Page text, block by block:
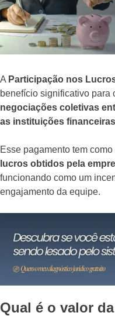
A Participação nos
benefício significativo para
negociações coletivas
as instituições
Esse pagamento tem
lucros obtidos pela
funcionando como um
engajamento da equipe.
Qual é o valor